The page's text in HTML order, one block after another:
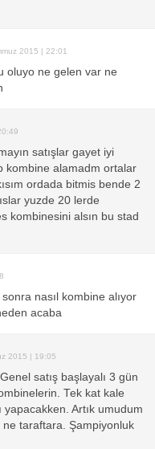
2015 | 22:01
oluyo ne gelen var ne
satışlar gayet iyi
kombine alamadm ortalar
ordada bitmis bende 2
yuzde 20 lerde
kombinesini alsın bu stad
nasıl kombine alıyor
acaba
2015 | 19:05
satış başlayalı 3 gün
Tek kat kale
yapacakken. Artık umudum
ne taraftara. Şampiyonluk